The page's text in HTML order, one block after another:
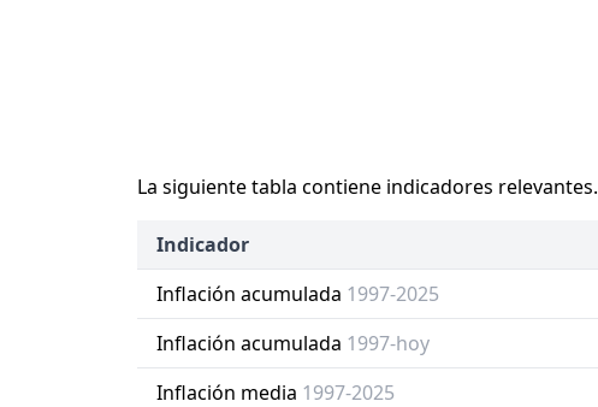
La siguiente tabla contiene indicadores relevantes.
Indicador
Inflación acumulada 1997-2025
Inflación acumulada 1997-hoy
Inflación media 1997-2025